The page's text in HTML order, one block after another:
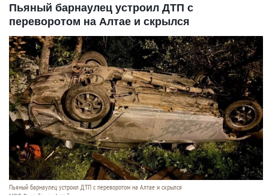
Пьяный барнаулец устроил ДТП с
переворотом на Алтае и скрылся
Пьяный барнаулец устроил ДТП с переворотом на Алтае и скрылся